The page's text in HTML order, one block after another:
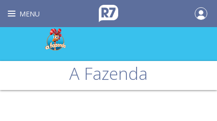
MENU
A Fazenda